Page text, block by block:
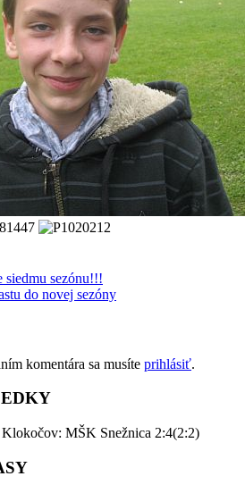
siedmu sezónu!!!
do novej sezóny
komentára sa musíte prihlásiť.
MŠK Snežnica 2:4(2:2)